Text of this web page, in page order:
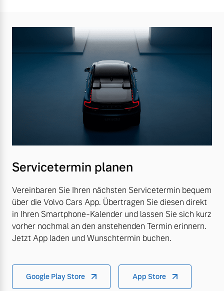
Servicetermin planen
Vereinbaren Sie Ihren nächsten Servicetermin bequem
über die Volvo Cars App. Übertragen Sie diesen direkt
in Ihren Smartphone-Kalender und lassen Sie sich kurz
vorher nochmal an den anstehenden Termin erinnern.
Jetzt App laden und Wunschtermin buchen.
Google Play Store App Store